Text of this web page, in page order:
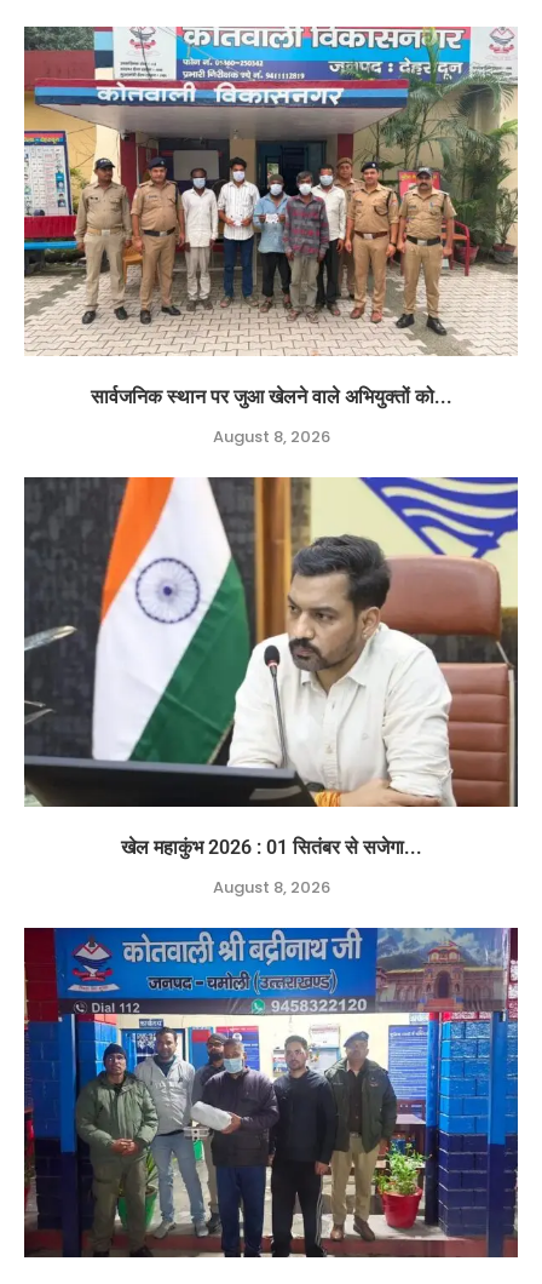
सार्वजनिक स्थान पर जुआ खेलने वाले अभियुक्तों को...
August 8, 2026
खेल महाकुंभ 2026 : 01 सितंबर से सजेगा...
August 8, 2026